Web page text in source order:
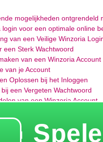
mogelijkheden ontgrendeld
login voor een optimale online
van een Veilige Winzoria
een Sterk Wachtwoord
van een Winzoria Account
van je Account
Oplossen bij het Inloggen
een Vergeten Wachtwoord
van een Winzoria Account
🔥